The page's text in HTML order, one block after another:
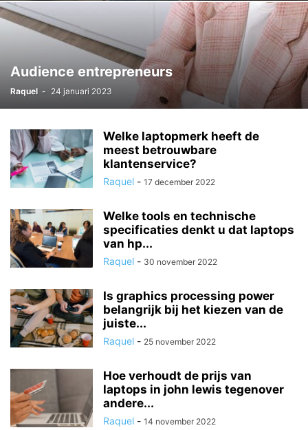
Audience entrepreneurs
Raquel - 24 januari 2023
Welke laptopmerk heeft de
meest betrouwbare
klantenservice?
Raquel - 17 december 2022
Welke tools en technische
specificaties denkt u dat laptops
van hp...
Raquel - 30 november 2022
Is graphics processing power
belangrijk bij het kiezen van de
juiste...
Raquel - 25 november 2022
Hoe verhoudt de prijs van
laptops in john lewis tegenover
andere...
Raquel - 14 november 2022